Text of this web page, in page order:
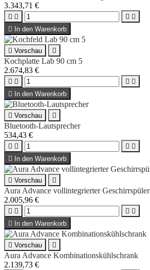
3.343,71 €
   

In den Warenkorb
 Vorschau 
Kochplatte Lab 90 cm 5
2.674,83 €
   

In den Warenkorb
 Vorschau 
Bluetooth-Lautsprecher
534,43 €
   

In den Warenkorb
 Vorschau 
Aura Advance vollintegrierter Geschirrspüler
2.005,96 €
   

In den Warenkorb
 Vorschau 
Aura Advance Kombinationskühlschrank
2.139,73 €